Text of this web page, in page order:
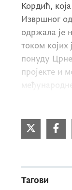
Кордић,
Извршног
одржала је
током којих
понуду
пројекте и
На састанку
туризма
Тагови